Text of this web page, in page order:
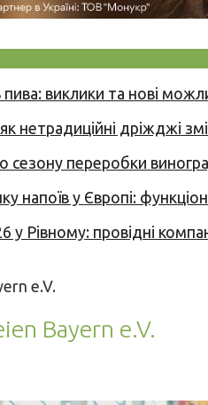
виклики та нові
нетрадиційні дріжджі
сезону переробки
напоїв у Європі:
Рівному: провідні
e.V.
Bayern e.V.